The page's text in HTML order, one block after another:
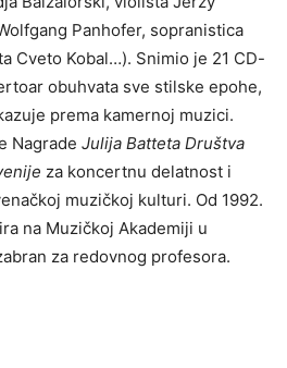
Panhofer, sopranistica
Cveto Kobal…). Snimio je 21 CD-
obuhvata sve stilske epohe,
prema kamernoj muzici.
Nagrade Julija Batteta Društva
za koncertnu delatnost i
muzičkoj kulturi. Od 1992.
na Muzičkoj Akademiji u
za redovnog profesora.